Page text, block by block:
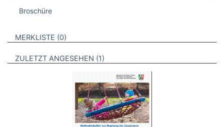
Broschüre
VERWEISE AUF VERMERKTE- ODER ZULETZT ANGESEHENE
MERKLISTE 0 BROSCHÜREN
ZULETZT ANGESEHEN 1 BROSCHÜREN